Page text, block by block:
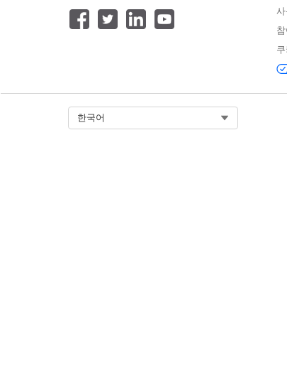
개선을 위한 의견을 보내주세
한국어